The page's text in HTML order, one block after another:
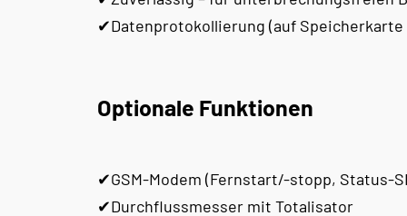
✔Datenprotokollierung (auf
Optionale Funktionen
✔GSM-Modem (Fernstart/-stopp, Status-
✔Durchflussmesser mit Totalisator